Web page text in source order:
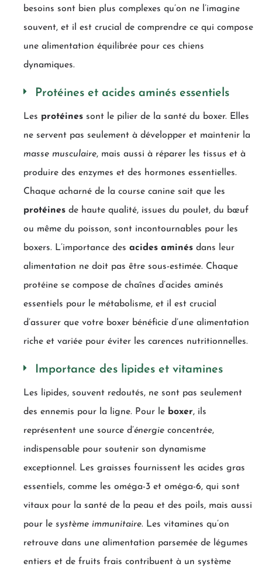
besoins sont bien plus complexes qu’on ne l’imagine
souvent, et il est crucial de comprendre ce qui compose
une alimentation équilibrée pour ces chiens
dynamiques.
Protéines et acides aminés essentiels
Les protéines sont le pilier de la santé du boxer. Elles
ne servent pas seulement à développer et maintenir la
masse musculaire, mais aussi à réparer les tissus et à
produire des enzymes et des hormones essentielles.
Chaque acharné de la course canine sait que les
protéines de haute qualité, issues du poulet, du bœuf
ou même du poisson, sont incontournables pour les
boxers. L’importance des acides aminés dans leur
alimentation ne doit pas être sous-estimée. Chaque
protéine se compose de chaînes d’acides aminés
essentiels pour le métabolisme, et il est crucial
d’assurer que votre boxer bénéficie d’une alimentation
riche et variée pour éviter les carences nutritionnelles.
Importance des lipides et vitamines
Les lipides, souvent redoutés, ne sont pas seulement
des ennemis pour la ligne. Pour le boxer, ils
représentent une source d’énergie concentrée,
indispensable pour soutenir son dynamisme
exceptionnel. Les graisses fournissent les acides gras
essentiels, comme les oméga-3 et oméga-6, qui sont
vitaux pour la santé de la peau et des poils, mais aussi
pour le système immunitaire. Les vitamines qu’on
retrouve dans une alimentation parsemée de légumes
entiers et de fruits frais contribuent à un système